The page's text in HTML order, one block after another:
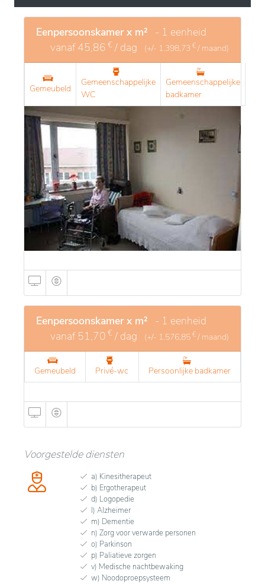
Eenpersoonskamer x m² - 1 eenheid
vanaf45,86 € / dag (+/- 1.398,73 € / maand)
Gemeubeld
Gemeenschappelijke
WC
Gemeenschappelijke
badkamer
Eenpersoonskamer x m² - 1 eenheid
vanaf 51,70 € / dag (+/- 1.576,85 € / maand)
Gemeubeld Privé-wc Persoonlijke badkamer
Voorgestelde diensten
a) Kinesitherapeut
b) Ergotherapeut
d) Logopedie
l) Alzheimer
m) Dementie
n) Zorg voor verwarde personen
o) Parkinson
p) Paliatieve zorgen
v) Medische nachtbewaking
w) Noodoproepsysteem